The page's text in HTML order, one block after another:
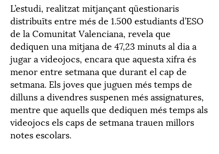
L’estudi, realitzat mitjançant qüestionaris
distribuïts entre més de 1.500 estudiants d’ESO
de la Comunitat Valenciana, revela que
dediquen una mitjana de 47,23 minuts al dia a
jugar a videojocs, encara que aquesta xifra és
menor entre setmana que durant el cap de
setmana. Els joves que juguen més temps de
dilluns a divendres suspenen més assignatures,
mentre que aquells que dediquen més temps als
videojocs els caps de setmana trauen millors
notes escolars.